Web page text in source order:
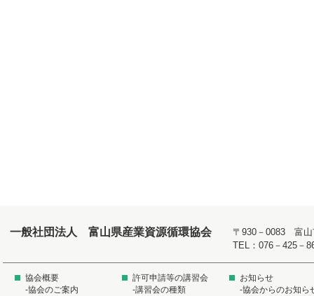
一般社団法人 富山県産業資源循環協会
〒930－0083 富山
TEL：076－425
協会概要
-協会のご案内
許可申請等の講習会
-講習会の種類
お知らせ
-協会からのお知ら